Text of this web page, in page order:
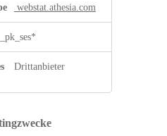
webstat.athesia.com
Drittanbieter